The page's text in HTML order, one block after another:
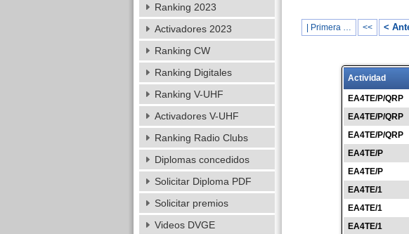
| Primera … << <
Actividad
EA4TE/P/QRP
EA4TE/P/QRP
EA4TE/P/QRP
EA4TE/P
EA4TE/P
EA4TE/1
EA4TE/1
EA4TE/1
Ranking 2023
Activadores 2023
Ranking CW
Ranking Digitales
Ranking V-UHF
Activadores V-UHF
Ranking Radio Clubs
Diplomas concedidos
Solicitar Diploma PDF
Solicitar premios
Videos DVGE